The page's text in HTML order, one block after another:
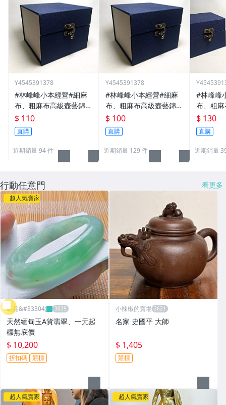
Y4545391378
#林峰峰小本經營#細麻
布、粗麻布高級壺藝錦盒
包裝(顏色~藍色出貨)中
：內斜直徑16cm.可裝約
350cc $110 內長寬高：
12.5x12.5x11
$ 110
直購
近期銷量 94 件
Y4545391378
#林峰峰小本經營#細麻
布、粗麻布高級壺藝錦盒
包裝(顏色~藍色出貨)小
：內斜直徑14cm.可裝約
200cc $100 內長寬高：
11x11x9.5
$ 100
直購
近期銷量 129 件
#林峰峰
布、粗
包裝(顏
內斜直
0cc
x14x11.5
$ 130
直購
近期銷量
行動任意門 看更多
超人氣賣家
昕品&#33304;
天然緬甸玉A貨翡翠、一元起
標無底價
$ 10,200
折扣碼 競標
小辣椒的賣場
名家 史國平 大師
$ 1,405
競標
超人氣賣家 超人氣賣家